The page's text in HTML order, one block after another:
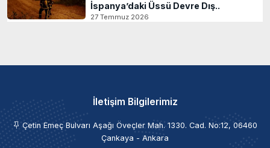
İspanya’daki Üssü Devre Dış..
27 Temmuz 2026
İletişim Bilgilerimiz
Çetin Emeç Bulvarı Aşağı Öveçler Mah. 1330. Cad. No:12, 06460
Çankaya - Ankara